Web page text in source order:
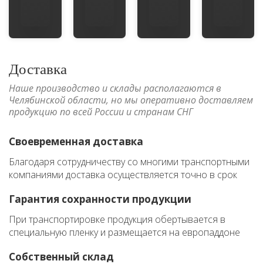
Доставка
Наше производство и склады располагаются в
Челябинской области, но мы оперативно доставляем
продукцию по всей России и странам СНГ
Своевременная доставка
Благодаря сотрудничеству со многими транспортными
компаниями доставка осуществляется точно в срок
Гарантия сохранности продукции
При транспортировке продукция обертывается в
специальную пленку и размещается на европаддоне
Собственный склад